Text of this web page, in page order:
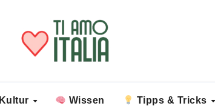
Kultur Wissen Tipps & Tricks